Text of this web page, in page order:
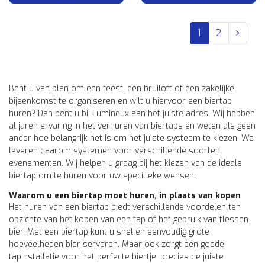
1 2
Bent u van plan om een feest, een bruiloft of een zakelijke
bijeenkomst te organiseren en wilt u hiervoor een biertap
huren? Dan bent u bij Lumineux aan het juiste adres. Wij hebben
al jaren ervaring in het verhuren van biertaps en weten als geen
ander hoe belangrijk het is om het juiste systeem te kiezen. We
leveren daarom systemen voor verschillende soorten
evenementen. Wij helpen u graag bij het kiezen van de ideale
biertap om te huren voor uw specifieke wensen.
Waarom u een biertap moet huren, in plaats van kopen
Het huren van een biertap biedt verschillende voordelen ten
opzichte van het kopen van een tap of het gebruik van flessen
bier. Met een biertap kunt u snel en eenvoudig grote
hoeveelheden bier serveren. Maar ook zorgt een goede
tapinstallatie voor het perfecte biertje: precies de juiste